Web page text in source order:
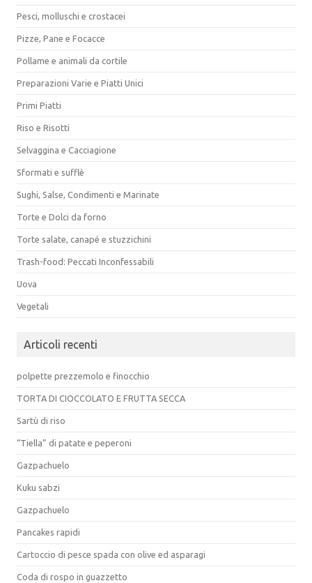
Pesci, molluschi e crostacei
Pizze, Pane e Focacce
Pollame e animali da cortile
Preparazioni Varie e Piatti Unici
Primi Piatti
Riso e Risotti
Selvaggina e Cacciagione
Sformati e sufflè
Sughi, Salse, Condimenti e Marinate
Torte e Dolci da forno
Torte salate, canapé e stuzzichini
Trash-food: Peccati Inconfessabili
Uova
Vegetali
Articoli recenti
polpette prezzemolo e finocchio
TORTA DI CIOCCOLATO E FRUTTA SECCA
Sartù di riso
“Tiella” di patate e peperoni
Gazpachuelo
Kuku sabzi
Gazpachuelo
Pancakes rapidi
Cartoccio di pesce spada con olive ed asparagi
Coda di rospo in guazzetto